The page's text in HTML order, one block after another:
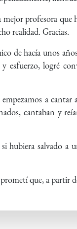
profesora
realidad. Gracias.
de hacía unos
y esfuerzo, logré
a
cantaban y
hubiera salvado
que, a partir